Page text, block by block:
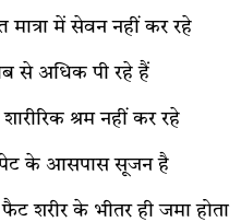
मात्रा में सेवन नहीं कर रहे
से अधिक पी रहे हैं
श्रम नहीं कर रहे
पेट के आसपास सूजन है
फैट शरीर के भीतर ही जमा होता